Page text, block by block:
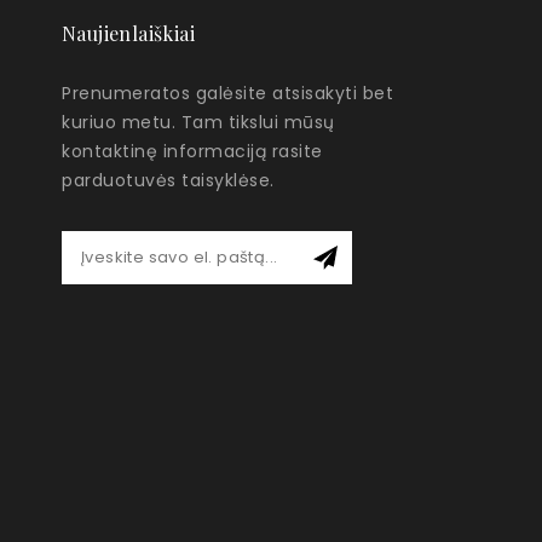
Naujienlaiškiai
Prenumeratos galėsite atsisakyti bet
kuriuo metu. Tam tikslui mūsų
kontaktinę informaciją rasite
parduotuvės taisyklėse.